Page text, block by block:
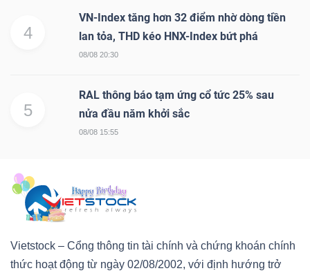
4
VN-Index tăng hơn 32 điểm nhờ dòng tiền
lan tỏa, THD kéo HNX-Index bứt phá
08/08 20:30
5
RAL thông báo tạm ứng cổ tức 25% sau
nửa đầu năm khởi sắc
08/08 15:55
Vietstock – Cổng thông tin tài chính và chứng khoán chính
thức hoạt động từ ngày 02/08/2002, với định hướng trở